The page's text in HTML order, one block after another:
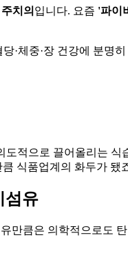
치의 입니다. 요즘 '파이
·체중·장 건강에 분명
적으로 끌어올리는
식품업계의 화두가
섬유
만큼은 의학적으로도